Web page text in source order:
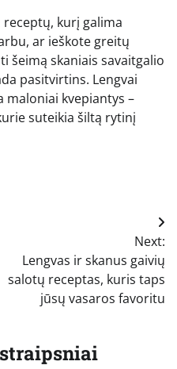
receptų, kurį galima
ar ieškote greitų
šeimą skaniais savaitgalio
pasitvirtins. Lengvai
maloniai kvepiantys –
suteikia šiltą rytinį
Next:
Lengvas ir skanus gaivių
salotų receptas, kuris taps
jūsų vasaros favoritu